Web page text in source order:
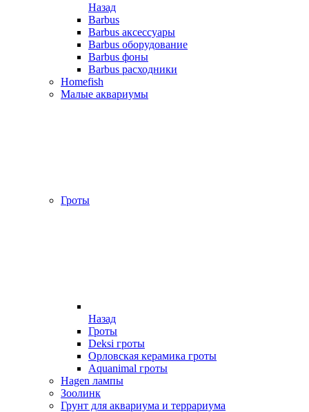
Назад
Barbus
Barbus аксессуары
Barbus оборудование
Barbus фоны
Barbus расходники
Homefish
Малые аквариумы
Гроты
Назад
Гроты
Deksi гроты
Орловская керамика гроты
Aquanimal гроты
Hagen лампы
Зоолинк
Грунт для аквариума и террариума